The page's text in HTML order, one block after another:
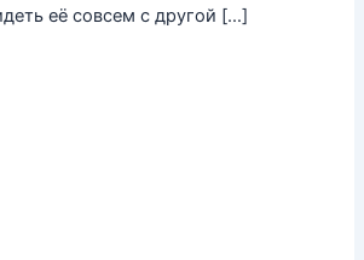
её совсем с другой […]